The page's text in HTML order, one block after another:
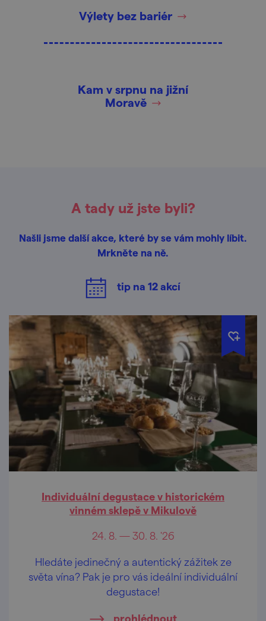
Výlety bez bariér
Kam v srpnu na jižní
Moravě
A tady už jste byli?
Našli jsme další akce, které by se vám mohly líbit.
Mrkněte na ně.
tip na 12akcí
Individuální degustace v historickém
vinném sklepě v Mikulově
24. 8. — 30. 8. '26
Hledáte jedinečný a autentický zážitek ze
světa vína? Pak je pro vás ideální individuální
degustace!
prohlédnout